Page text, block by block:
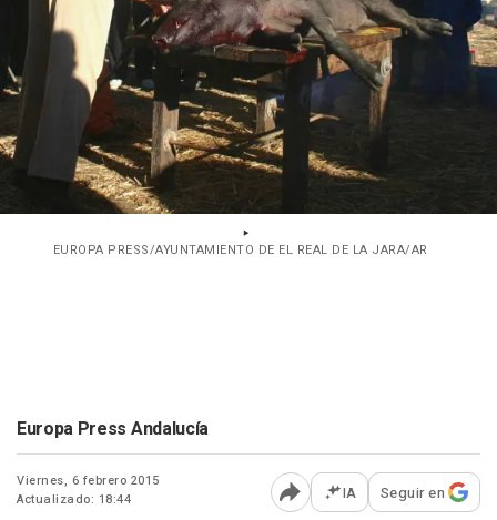
EUROPA PRESS/AYUNTAMIENTO DE EL REAL DE LA JARA/AR
Europa Press Andalucía
Viernes, 6 febrero 2015
Actualizado: 18:44
Abrir opciones para
IA Seguir en